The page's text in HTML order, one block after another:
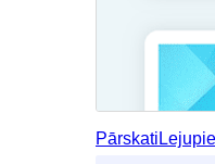
Pārskati